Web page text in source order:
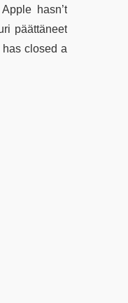
hasn’t
päättäneet
closed a